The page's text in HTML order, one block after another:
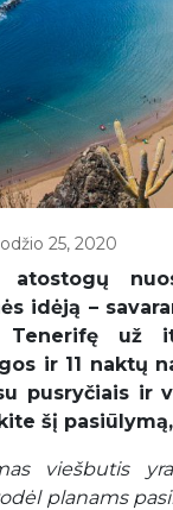
25, 2020
idėją –
Tenerifę už
ir 11 naktų
pusryčiais ir
šį
viešbutis
planams